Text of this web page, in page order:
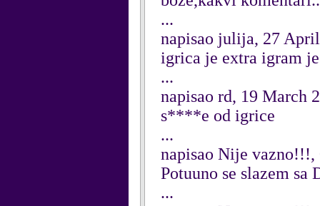
...
napisao julija, 27
igrica je extra igram
...
napisao rd, 19 March
s****e od igrice
...
napisao Nije vazno!!!,
Potuuno se slazem
...